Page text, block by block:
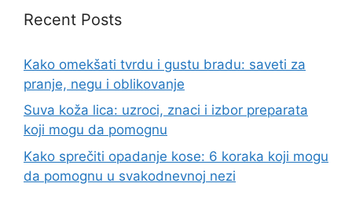
Recent Posts
Kako omekšati tvrdu i gustu bradu: saveti za
pranje, negu i oblikovanje
Suva koža lica: uzroci, znaci i izbor preparata
koji mogu da pomognu
Kako sprečiti opadanje kose: 6 koraka koji mogu
da pomognu u svakodnevnoj nezi